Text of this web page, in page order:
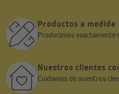
soportes de pinza para marcos de
15 mm.
Opcionalmente, también puedes
soportes y tiras adhesivas, que se
ventana sin dejar residuos.
llamado acristalamiento fijo, la
Productos a medida
Producimos exactamente
Nuestros clientes
Cuidamos de nuestros